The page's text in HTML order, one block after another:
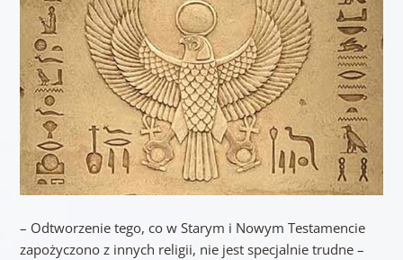
– Odtworzenie tego, co w Starym i Nowym Testamencie
zapożyczono z innych religii, nie jest specjalnie trudne –